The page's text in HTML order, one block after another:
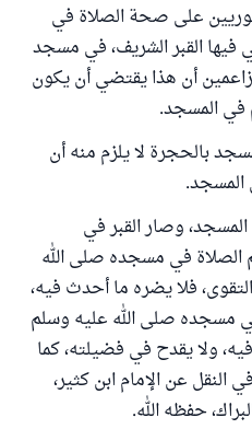
على صحة الصلاة في
القبر الشريف، في مسجد
أن هذا يقتضي أن يكون
في المسجد.
بالحجرة لا يلزم منه أن
المسجد.
وصار القبر في
الصلاة في مسجده صلى الله
فلا يضره ما أحدث فيه،
مسجده صلى الله عليه وسلم
ولا يقدح في فضيلته، كما
النقل عن الإمام ابن كثير،
حفظه الله.